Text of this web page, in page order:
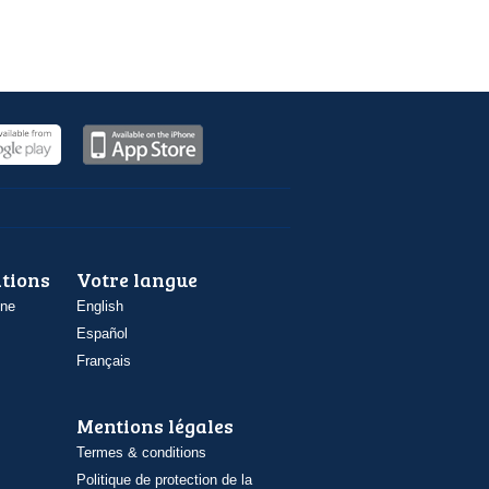
Votre langue
English
Español
Français
Mentions légales
Termes & conditions
Politique de protection de la